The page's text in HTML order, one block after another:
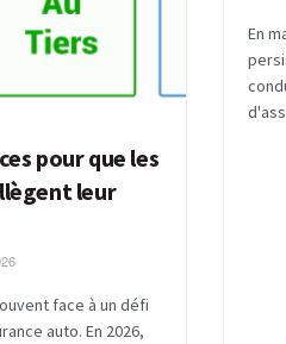
pour que les
leur
face à un défi
auto. En 2026,
En